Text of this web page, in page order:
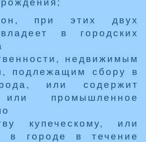
при этих двух
в городских
недвижимым
подлежащим сбору в
или содержит
или промышленное
купеческому, или
в городе в течение